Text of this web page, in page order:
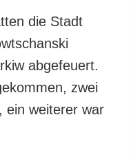
LEISTUNGEN
Abonnement
Fotobank
die Stadt
abgefeuert.
zwei
ein weiterer war